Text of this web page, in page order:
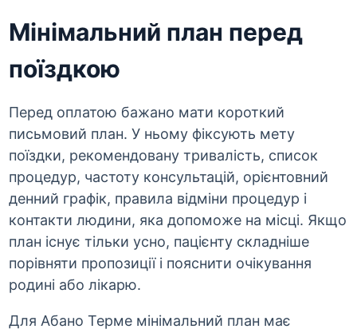
Мінімальний план перед
поїздкою
Перед оплатою бажано мати короткий
письмовий план. У ньому фіксують мету
поїздки, рекомендовану тривалість, список
процедур, частоту консультацій, орієнтовний
денний графік, правила відміни процедур і
контакти людини, яка допоможе на місці. Якщо
план існує тільки усно, пацієнту складніше
порівняти пропозиції і пояснити очікування
родині або лікарю.
Для Абано Терме мінімальний план має